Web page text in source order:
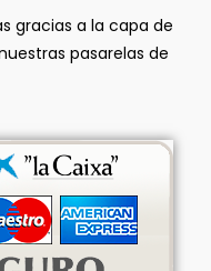
gracias a la capa de
pasarelas de